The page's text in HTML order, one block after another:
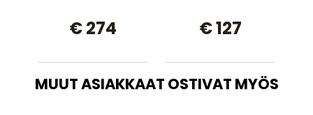
€ 274 € 127
MUUT ASIAKKAAT OSTIVAT MYÖS